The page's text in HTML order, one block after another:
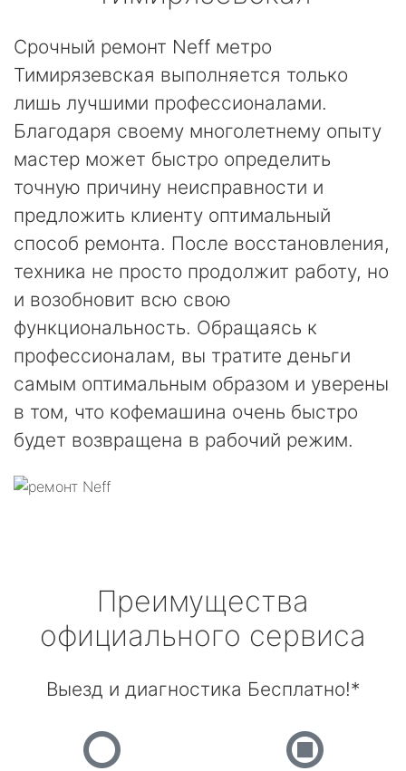
Срочный ремонт Neff метро
Тимирязевская выполняется только
лишь лучшими профессионалами.
Благодаря своему многолетнему опыту
мастер может быстро определить
точную причину неисправности и
предложить клиенту оптимальный
способ ремонта. После восстановления,
техника не просто продолжит работу, но
и возобновит всю свою
функциональность. Обращаясь к
профессионалам, вы тратите деньги
самым оптимальным образом и уверены
в том, что кофемашина очень быстро
будет возвращена в рабочий режим.
Преимущества
официального сервиса
Выезд и диагностика Бесплатно!*